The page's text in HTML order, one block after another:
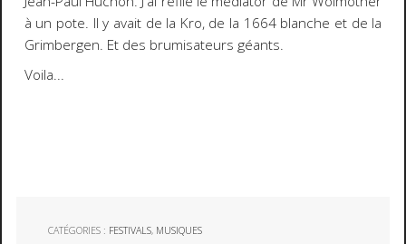
à un pote. Il y avait de la Kro, de la 1664 blanche et de la
Grimbergen. Et des brumisateurs géants.
Voila...
CATÉGORIES : FESTIVALS, MUSIQUES